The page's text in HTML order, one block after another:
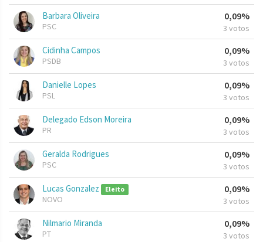
Barbara Oliveira
PSC
0,09%
3 votos
Cidinha Campos
PSDB
0,09%
3 votos
Danielle Lopes
PSL
0,09%
3 votos
Delegado Edson Moreira
PR
0,09%
3 votos
Geralda Rodrigues
PSC
0,09%
3 votos
Lucas Gonzalez Eleito
NOVO
0,09%
3 votos
Nilmario Miranda
PT
0,09%
3 votos